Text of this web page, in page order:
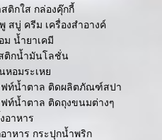
ติกใส กล่องคุ๊กกี้
สบู่ ครีม เครื่องสำอางค์
น้ำยาเคมี
ติกน้ำมันโลชั่น
อมระเหย
ฟท์น้ำตาล ติดผลิตภัณฑ์สปา
ท์น้ำตาล ติดถุงขนมต่างๆ
อาหาร
าหาร กระปุกน้ำพริก